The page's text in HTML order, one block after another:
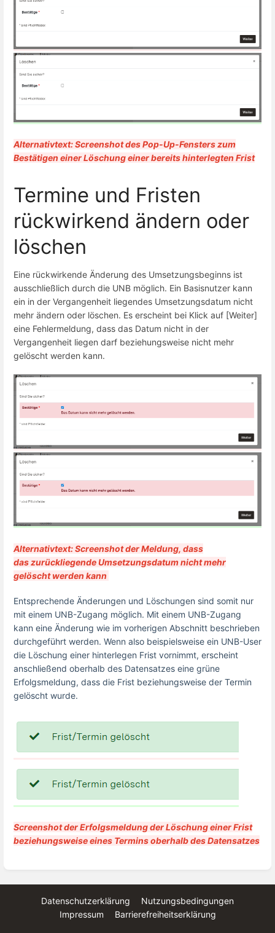
Alternativtext: Screenshot des Pop-Up-Fensters zum
Bestätigen einer Löschung einer bereits hinterlegten Frist
Termine und Fristen
rückwirkend ändern oder
löschen
Eine rückwirkende Änderung des Umsetzungsbeginns ist
ausschließlich durch die UNB möglich. Ein Basisnutzer kann
ein in der Vergangenheit liegendes Umsetzungsdatum nicht
mehr ändern oder löschen. Es erscheint bei Klick auf [Weiter]
eine Fehlermeldung, dass das Datum nicht in der
Vergangenheit liegen darf beziehungsweise nicht mehr
gelöscht werden kann.
Alternativtext: Screenshot der Meldung, dass
das zurückliegende Umsetzungsdatum nicht mehr
gelöscht werden kann
Entsprechende Änderungen und Löschungen sind somit nur
mit einem UNB-Zugang möglich. Mit einem UNB-Zugang
kann eine Änderung wie im vorherigen Abschnitt beschrieben
durchgeführt werden. Wenn also beispielsweise ein UNB-User
die Löschung einer hinterlegen Frist vornimmt, erscheint
anschließend oberhalb des Datensatzes eine grüne
Erfolgsmeldung, dass die Frist beziehungsweise der Termin
gelöscht wurde.
Screenshot der Erfolgsmeldung der Löschung einer Frist
beziehungsweise eines Termins oberhalb des Datensatzes
Datenschutzerklärung
Nutzungsbedingungen
Impressum
Barrierefreiheitserklärung